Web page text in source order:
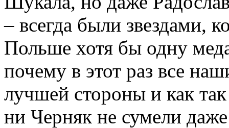
– всегда были звездами,
Польше хотя бы одну
почему в этот раз все
лучшей стороны и как
ни Черняк не сумели